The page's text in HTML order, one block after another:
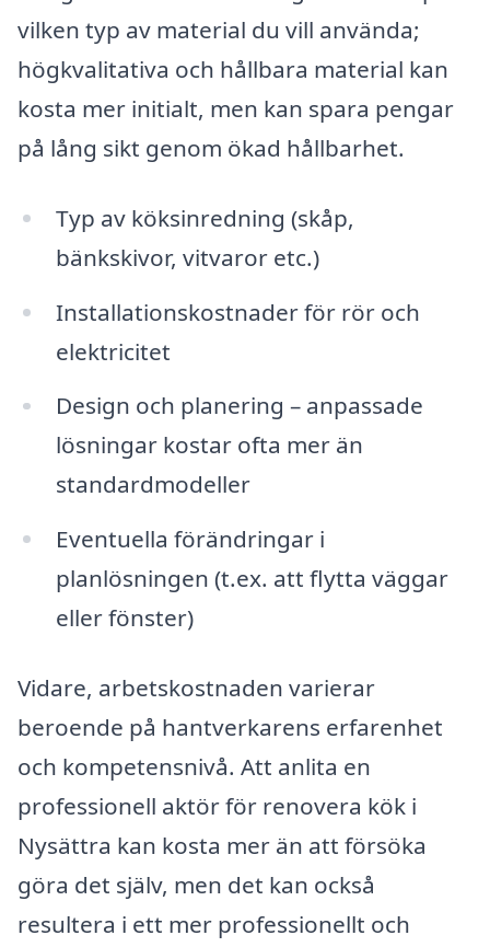
vilken typ av material du vill använda;
högkvalitativa och hållbara material kan
kosta mer initialt, men kan spara pengar
på lång sikt genom ökad hållbarhet.
Typ av köksinredning (skåp,
bänkskivor, vitvaror etc.)
Installationskostnader för rör och
elektricitet
Design och planering – anpassade
lösningar kostar ofta mer än
standardmodeller
Eventuella förändringar i
planlösningen (t.ex. att flytta väggar
eller fönster)
Vidare, arbetskostnaden varierar
beroende på hantverkarens erfarenhet
och kompetensnivå. Att anlita en
professionell aktör för renovera kök i
Nysättra kan kosta mer än att försöka
göra det själv, men det kan också
resultera i ett mer professionellt och